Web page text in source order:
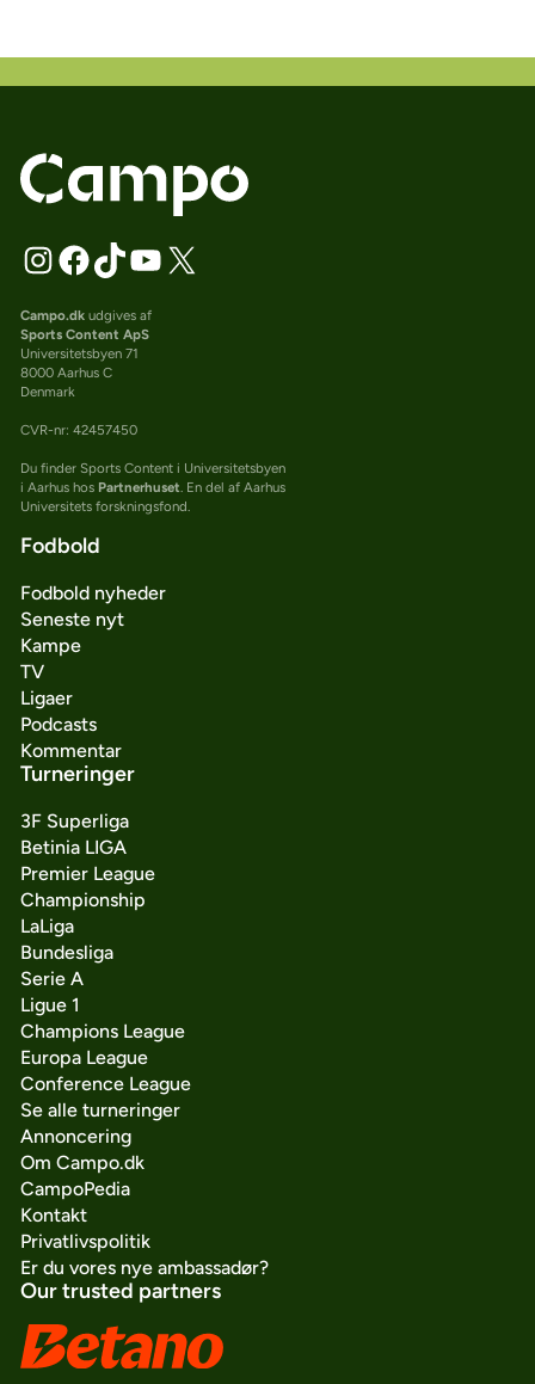
Campo.dkudgives af
Sports Content ApS
Universitetsbyen 71
8000 Aarhus C
Denmark
CVR-nr: 42457450
Du finder Sports Content i Universitetsbyen
i Aarhus hos Partnerhuset. En del af Aarhus
Universitets forskningsfond.
Fodbold
Fodbold nyheder
Seneste nyt
Kampe
TV
Ligaer
Podcasts
Kommentar
Turneringer
3F Superliga
Betinia LIGA
Premier League
Championship
LaLiga
Bundesliga
Serie A
Ligue 1
Champions League
Europa League
Conference League
Se alle turneringer
Annoncering
Om Campo.dk
CampoPedia
Kontakt
Privatlivspolitik
Er du vores nye ambassadør?
Our trusted partners